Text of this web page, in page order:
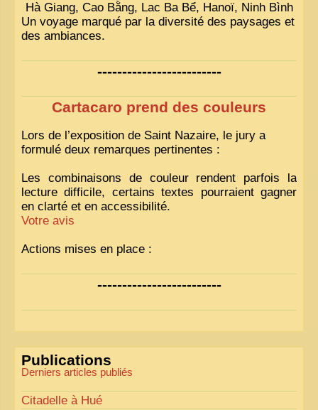
Hà Giang, Cao Bằng, Lac Ba Bể, Hanoï, Ninh Bình
Un voyage marqué par la diversité des paysages et
des ambiances.
-------------------------
Cartacaro prend des couleurs
Lors de l’exposition de Saint Nazaire, le jury a
formulé deux remarques pertinentes :
Les combinaisons de couleur rendent parfois la
lecture difficile, certains textes pourraient gagner
en clarté et en accessibilité.
Votre avis
Actions mises en place :
Nous avons déjà ajusté les couleurs pour améliorer
« Comme tout bon collectionneur le sait, la
perfection est un idéal… mais nous y travaillons
-------------------------
Publications
Derniers articles publiés
Citadelle à Hué